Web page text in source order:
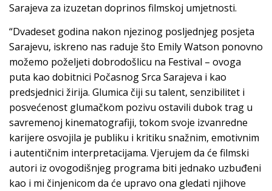
Sarajeva za izuzetan doprinos filmskoj umjetnosti.
“Dvadeset godina nakon njezinog posljednjeg posjeta
Sarajevu, iskreno nas raduje što Emily Watson ponovno
možemo poželjeti dobrodošlicu na Festival – ovoga
puta kao dobitnici Počasnog Srca Sarajeva i kao
predsjednici žirija. Glumica čiji su talent, senzibilitet i
posvećenost glumačkom pozivu ostavili dubok trag u
savremenoj kinematografiji, tokom svoje izvanredne
karijere osvojila je publiku i kritiku snažnim, emotivnim
i autentičnim interpretacijama. Vjerujem da će filmski
autori iz ovogodišnjeg programa biti jednako uzbuđeni
kao i mi činjenicom da će upravo ona gledati njihove